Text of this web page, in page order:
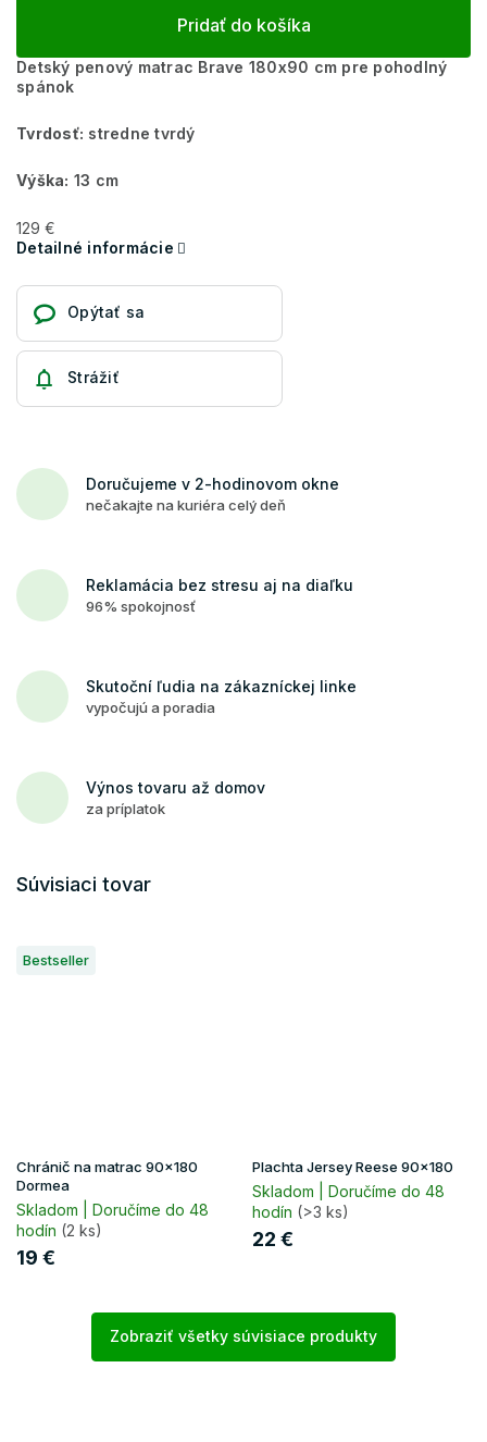
Pridať do košíka
Detský penový matrac Brave 180x90 cm pre pohodlný
spánok
Tvrdosť: stredne tvrdý
Výška: 13 cm
129 €
Detailné informácie
Opýtať sa
Strážiť
Doručujeme v 2-hodinovom okne
nečakajte na kuriéra celý deň
Reklamácia bez stresu aj na diaľku
96% spokojnosť
Skutoční ľudia na zákazníckej linke
vypočujú a poradia
Výnos tovaru až domov
za príplatok
Súvisiaci tovar
Bestseller
Chránič na matrac 90x180
Dormea
Skladom | Doručíme do 48
hodín (2 ks)
19 €
Plachta Jersey Reese 90x180
Skladom | Doručíme do 48
hodín (>3 ks)
22 €
Zobraziť všetky súvisiace produkty